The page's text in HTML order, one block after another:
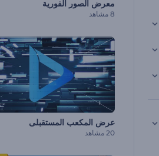
معرض الصور الفورية
8 مشاهد
عرض المكعب المستقبلى
20 مشاهد